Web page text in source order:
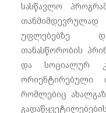
სასწავლო
უფლებებზე
თანასწორობის
და სოციალურ
ორიენტირებული
რომლებიც